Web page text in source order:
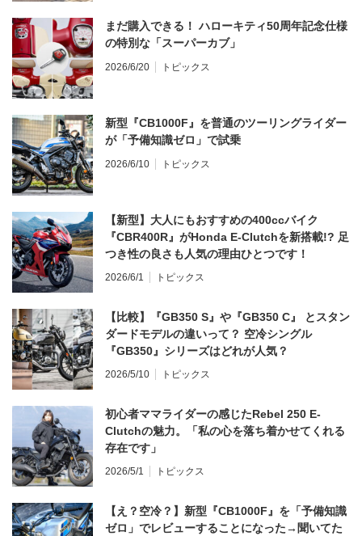
まだ購入できる！ ハローキティ50周年記念仕様
の特別な「スーパーカブ」
2026/6/20 トピックス
新型『CB1000F』を普通のツーリングライダー
が「予備知識ゼロ」で試乗
2026/6/10 トピックス
【新型】大人にもおすすめの400ccバイク
『CBR400R』がHonda E-Clutchを新搭載!? 足
つき性の良さも人気の理由ひとつです！
2026/6/1 トピックス
【比較】『GB350 S』や『GB350 C』 とスタン
ダードモデルの違いって？ 空冷シングル
『GB350』シリーズはどれが人気？
2026/5/10 トピックス
初心者ママライダーの感じたRebel 250 E-
Clutchの魅力。「私の心を落ち着かせてくれる
存在です」
2026/5/1 トピックス
【え？空冷？】新型『CB1000F』を「予備知識
ゼロ」でレビューすることになった→聞いてた